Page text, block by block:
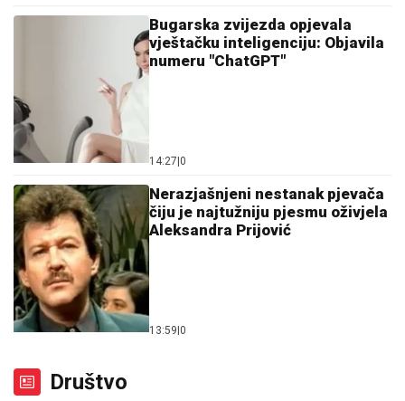
Bugarska zvijezda opjevala
vještačku inteligenciju: Objavila
numeru "ChatGPT"
14:27 0
Nerazjašnjeni nestanak pjevača
čiju je najtužniju pjesmu oživjela
Aleksandra Prijović
13:59 0
Društvo